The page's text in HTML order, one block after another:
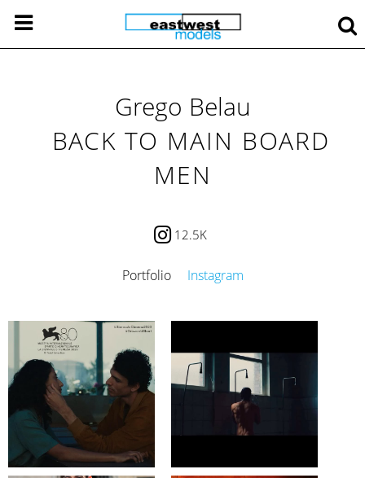
Grego Belau
BACK TO MAIN BOARD
MEN
12.5K
Portfolio Instagram